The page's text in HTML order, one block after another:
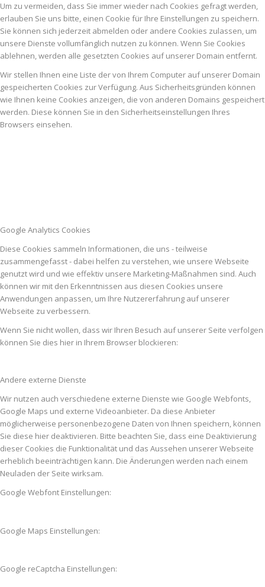
Um zu vermeiden, dass Sie immer wieder nach Cookies gefragt werden,
erlauben Sie uns bitte, einen Cookie für Ihre Einstellungen zu speichern.
Sie können sich jederzeit abmelden oder andere Cookies zulassen, um
unsere Dienste vollumfänglich nutzen zu können. Wenn Sie Cookies
ablehnen, werden alle gesetzten Cookies auf unserer Domain entfernt.
Wir stellen Ihnen eine Liste der von Ihrem Computer auf unserer Domain
gespeicherten Cookies zur Verfügung. Aus Sicherheitsgründen können
wie Ihnen keine Cookies anzeigen, die von anderen Domains gespeichert
werden. Diese können Sie in den Sicherheitseinstellungen Ihres
Browsers einsehen.
Google Analytics Cookies
Diese Cookies sammeln Informationen, die uns - teilweise
zusammengefasst - dabei helfen zu verstehen, wie unsere Webseite
genutzt wird und wie effektiv unsere Marketing-Maßnahmen sind. Auch
können wir mit den Erkenntnissen aus diesen Cookies unsere
Anwendungen anpassen, um Ihre Nutzererfahrung auf unserer
Webseite zu verbessern.
Wenn Sie nicht wollen, dass wir Ihren Besuch auf unserer Seite verfolgen
können Sie dies hier in Ihrem Browser blockieren:
Andere externe Dienste
Wir nutzen auch verschiedene externe Dienste wie Google Webfonts,
Google Maps und externe Videoanbieter. Da diese Anbieter
möglicherweise personenbezogene Daten von Ihnen speichern, können
Sie diese hier deaktivieren. Bitte beachten Sie, dass eine Deaktivierung
dieser Cookies die Funktionalität und das Aussehen unserer Webseite
erheblich beeinträchtigen kann. Die Änderungen werden nach einem
Neuladen der Seite wirksam.
Google Webfont Einstellungen:
Google Maps Einstellungen:
Google reCaptcha Einstellungen: